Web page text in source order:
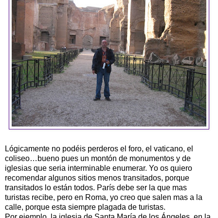
Lógicamente no podéis perderos el foro, el vaticano, el
coliseo…bueno pues un montón de monumentos y de
iglesias que seria interminable enumerar. Yo os quiero
recomendar algunos sitios menos transitados, porque
transitados lo están todos. París debe ser la que mas
turistas recibe, pero en Roma, yo creo que salen mas a la
calle, porque esta siempre plagada de turistas.